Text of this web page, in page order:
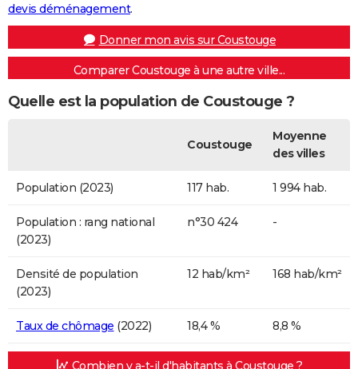
devis déménagement.
Donner mon avis sur Coustouge
Comparer Coustouge à une autre ville...
Quelle est la population de Coustouge ?
Coustouge
Moyenne
des villes
Population (2023) 117 hab. 1 994 hab.
Population : rang national
(2023)
n°30 424 -
Densité de population
(2023)
12 hab/km² 168 hab/km²
Taux de chômage (2022) 18,4 % 8,8 %
Combien y a-t-il d'habitants à Coustouge ?